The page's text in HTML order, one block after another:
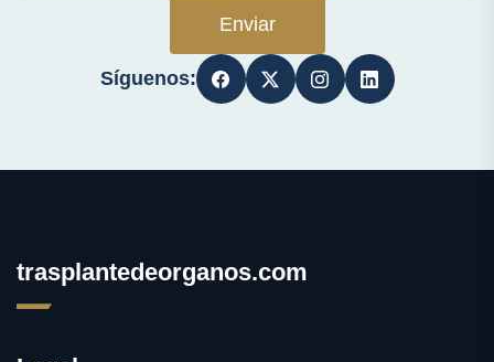
Enviar
Síguenos:
trasplantedeorganos.com